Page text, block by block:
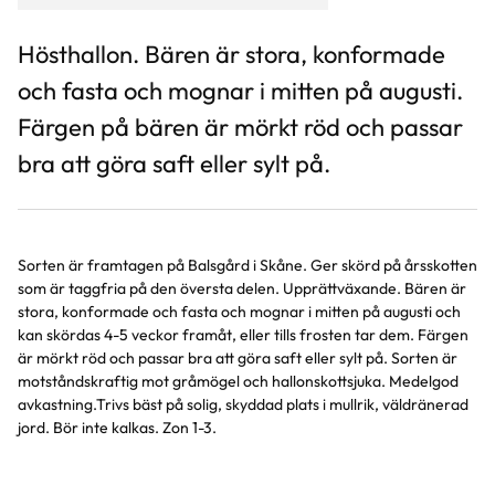
Hösthallon. Bären är stora, konformade
och fasta och mognar i mitten på augusti.
Färgen på bären är mörkt röd och passar
bra att göra saft eller sylt på.
Sorten är framtagen på Balsgård i Skåne. Ger skörd på årsskotten
som är taggfria på den översta delen. Upprättväxande. Bären är
stora, konformade och fasta och mognar i mitten på augusti och
kan skördas 4-5 veckor framåt, eller tills frosten tar dem. Färgen
är mörkt röd och passar bra att göra saft eller sylt på. Sorten är
motståndskraftig mot gråmögel och hallonskottsjuka. Medelgod
avkastning.Trivs bäst på solig, skyddad plats i mullrik, väldränerad
jord. Bör inte kalkas. Zon 1-3.